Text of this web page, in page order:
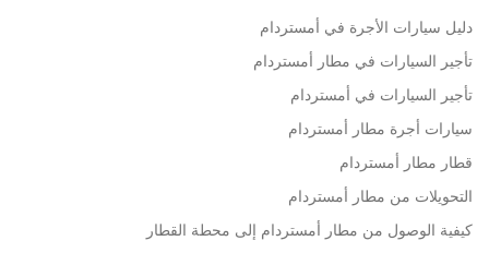
دليل سيارات الأجرة في أمستردام
تأجير السيارات في مطار أمستردام
تأجير السيارات في أمستردام
سيارات أجرة مطار أمستردام
قطار مطار أمستردام
التحويلات من مطار أمستردام
كيفية الوصول من مطار أمستردام إلى محطة القطار